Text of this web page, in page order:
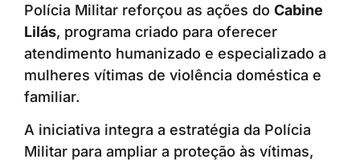
Polícia Militar reforçou as ações do Cabine
Lilás, programa criado para oferecer
atendimento humanizado e especializado a
mulheres vítimas de violência doméstica e
familiar.
A iniciativa integra a estratégia da Polícia
Militar para ampliar a proteção às vítimas,